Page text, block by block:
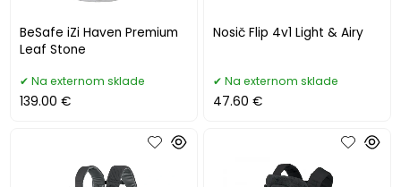
BeSafe iZi Haven Premium
Leaf Stone
Na externom sklade
139.00 €
Nosič Flip 4v1 Light & Airy
Na externom sklade
47.60 €